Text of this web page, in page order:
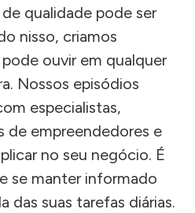
qualidade pode ser
nisso, criamos
ouvir em qualquer
Nossos episódios
especialistas,
de empreendedores e
no seu negócio. É
se manter informado
das suas tarefas diárias.